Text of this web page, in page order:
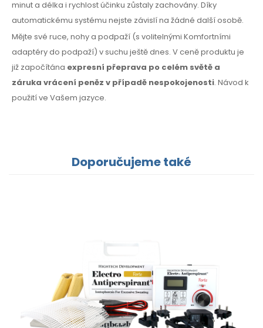
minut a délka i rychlost účinku zůstaly zachovány. Díky
automatickému systému nejste závislí na žádné další osobě.
Mějte své ruce, nohy a podpaží (s volitelnými Komfortními
adaptéry do podpaží) v suchu ještě dnes. V ceně produktu je
již započítána expresní přeprava po celém světě a
záruka vrácení peněz v případě nespokojenosti. Návod k
použitíve Vašem jazyce.
Doporučujeme také